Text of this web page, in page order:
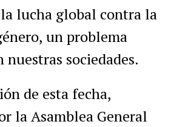
lucha global contra la
un problema
nuestras sociedades.
de esta fecha,
la Asamblea General